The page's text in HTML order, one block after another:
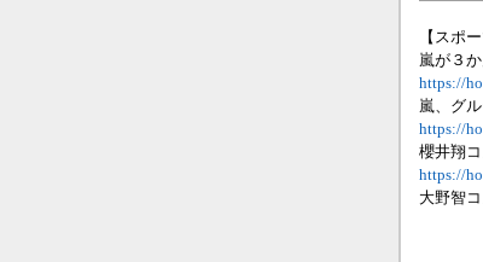
【スポ
嵐が３
https://
嵐、グ
https://
櫻井翔
https://
大野智